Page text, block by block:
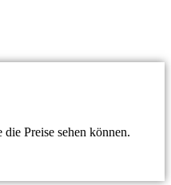
die Preise sehen können.